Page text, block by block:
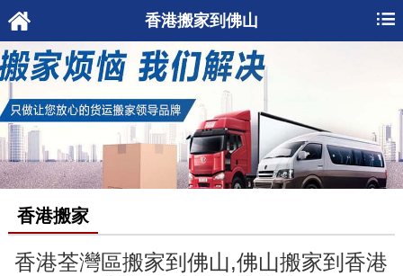
香港搬家到佛山
香港搬家
香港荃灣區搬家到佛山,佛山搬家到香港